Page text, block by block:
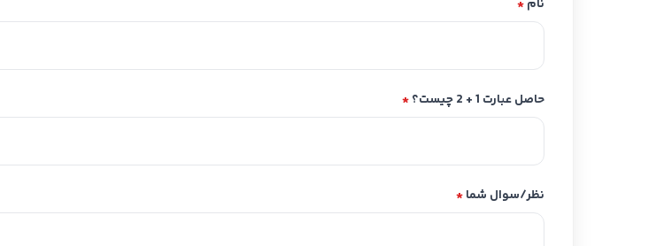
نام*
حاصل عبارت 1 + 2 چیست؟ *
نظر/سوال شما*